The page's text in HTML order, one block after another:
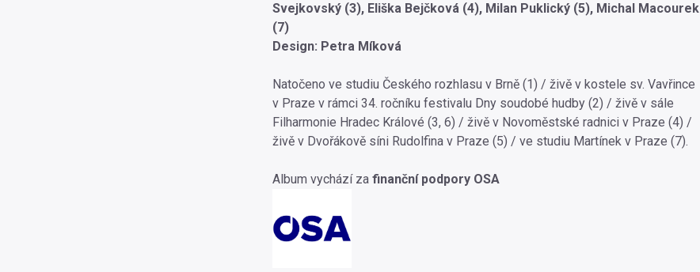
Svejkovský (3), Eliška Bejčková (4), Milan Puklický (5), Michal Macourek
(7)
Design: Petra Míková
Natočeno ve studiu Českého rozhlasu v Brně (1) / živě v kostele sv. Vavřince
v Praze v rámci 34. ročníku festivalu Dny soudobé hudby (2) / živě v sále
Filharmonie Hradec Králové (3, 6) / živě v Novoměstské radnici v Praze (4) /
živě v Dvořákově síni Rudolfina v Praze (5) / ve studiu Martínek v Praze (7).
Album vychází zafinanční podpory OSA